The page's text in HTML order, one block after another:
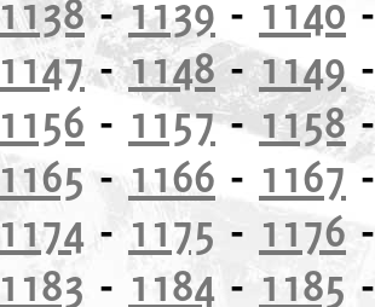
1138-1139 - 1140
1147-1148-1149
1156 - 1157-1158
1165 - 1166 - 1167
1174 - 1175 - 1176
1183 - 1184 - 1185